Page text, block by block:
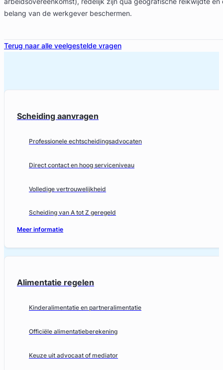
belang van de werkgever beschermen.
Terug naar alle veelgestelde vragen
Scheiding aanvragen
Professionele echtscheidingsadvocaten
Direct contact en hoog serviceniveau
Volledige vertrouwelijkheid
Scheiding van A tot Z geregeld
Meer informatie
Alimentatie regelen
Kinderalimentatie en partneralimentatie
Officiële alimentatieberekening
Keuze uit advocaat of mediator